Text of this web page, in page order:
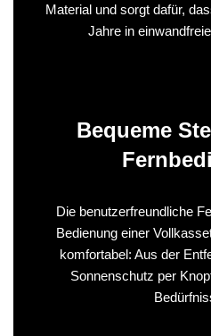
Material und sorgt dafür,
Jahre in
Bequeme
Die benutzerfreundliche
Bedienung einer
komfortabel: Aus der
Sonnenschutz per